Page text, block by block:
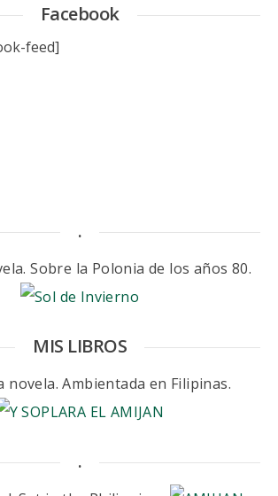
Facebook
feed]
.
Sobre la Polonia de los años 80.
MIS LIBROS
novela. Ambientada en Filipinas.
.